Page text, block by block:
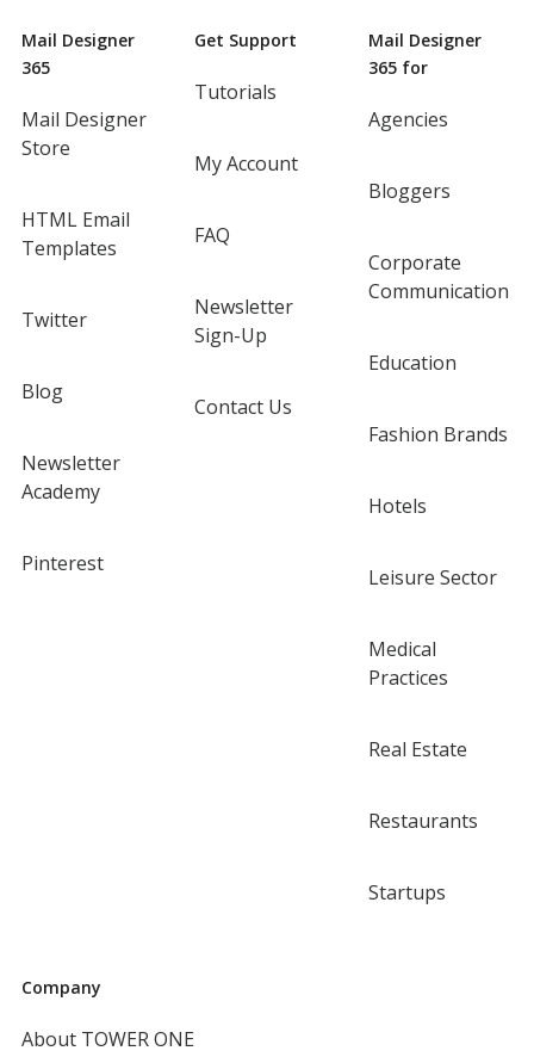
Mail Designer
365
Mail Designer
Store
HTML Email
Templates
Twitter
Blog
Newsletter
Academy
Pinterest
Get Support
Tutorials
My Account
FAQ
Newsletter
Sign-Up
Contact Us
Mail Designer
365 for
Agencies
Bloggers
Corporate
Communication
Education
Fashion Brands
Hotels
Leisure Sector
Medical
Practices
Real Estate
Restaurants
Startups
Company
About TOWER ONE